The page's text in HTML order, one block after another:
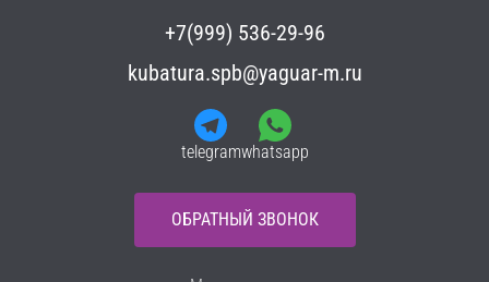
+7(999) 536-29-96
kubatura.spb@yaguar-m.ru
telegramwhatsapp
ОБРАТНЫЙ ЗВОНОК